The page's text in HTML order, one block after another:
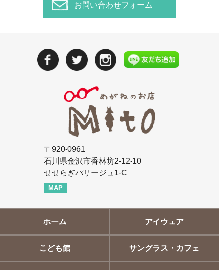
お問い合わせフォーム
〒920-0961
石川県金沢市香林坊2-12-10
せせらぎパサージュ1-C
MAP
ホーム アイウェア
こども館 サングラス・カフェ